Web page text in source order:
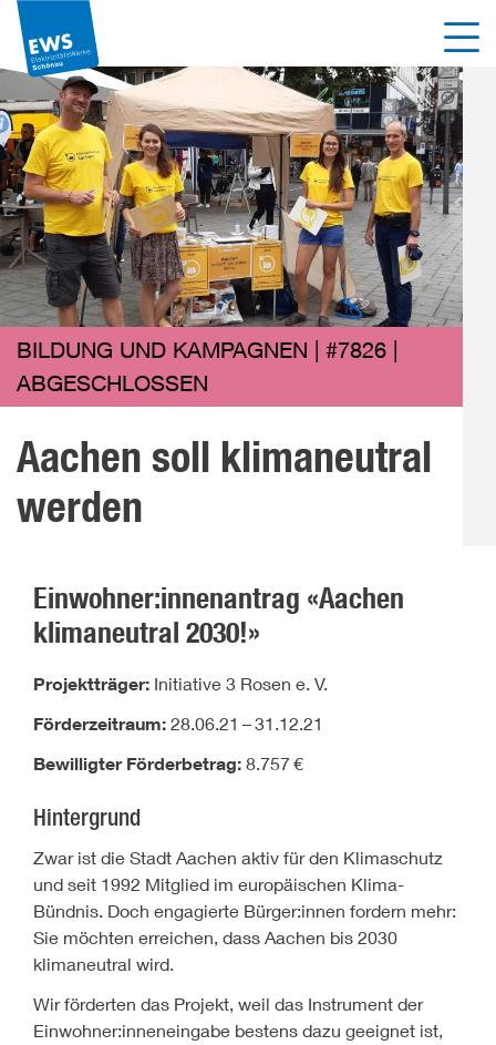
Direkt
zum
Inhalt
Seite
springen
BILDUNG UND KAMPAGNEN | #7826 |
ABGESCHLOSSEN
Aachen soll klimaneutral
werden
Einwohner:innenantrag «Aachen
klimaneutral 2030!»
Projektträger: Initiative 3 Rosen e. V.
Förderzeitraum: 28.06.21 –31.12.21
Bewilligter Förderbetrag: 8.757€
Hintergrund
Zwar ist die Stadt Aachen aktiv für den Klimaschutz
und seit 1992 Mitglied im europäischen Klima-
Bündnis. Doch engagierte Bürger:innen fordern mehr:
Sie möchten erreichen, dass Aachen bis 2030
klimaneutral wird.
Wir förderten das Projekt, weil das Instrument der
Einwohner:inneneingabe bestens dazu geeignet ist,